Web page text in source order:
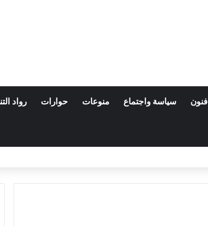
فنون سياسة واجتماع منوعات حوارات رواد